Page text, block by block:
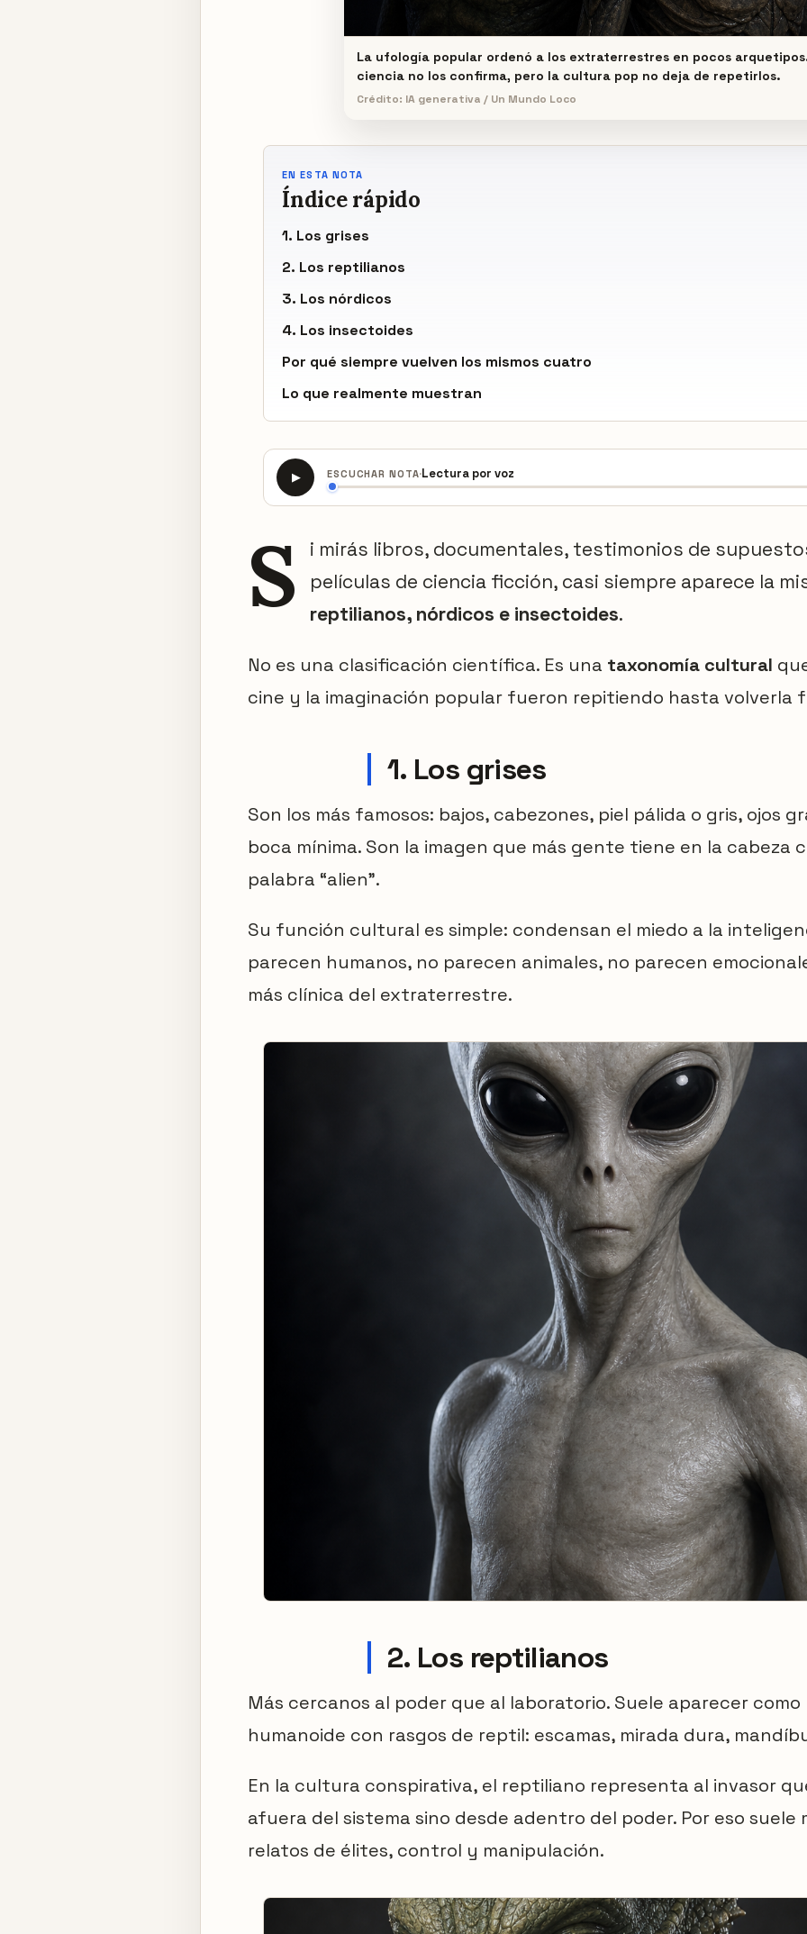
La ufología popular ordenó a los extraterrestres en pocos
ciencia no los confirma, pero la cultura pop no deja de repetirlos.
Crédito: IA generativa / Un Mundo Loco
EN ESTA NOTA
Índice rápido
1. Los grises
2. Los reptilianos
3. Los nórdicos
4. Los insectoides
Por qué siempre vuelven los mismos cuatro
Lo que realmente muestran
▶ ESCUCHAR NOTA·Lectura por voz
S
i mirás libros, documentales, testimonios de
películas de ciencia ficción, casi siempre aparece la
reptilianos, nórdicos e insectoides.
No es una clasificación científica. Es una taxonomía cultural
cine y la imaginación popular fueron repitiendo hasta volverla
1. Los grises
Son los más famosos: bajos, cabezones, piel pálida o gris, ojos
boca mínima. Son la imagen que más gente tiene en la cabeza
palabra “alien”.
Su función cultural es simple: condensan el miedo a la
parecen humanos, no parecen animales, no parecen
más clínica del extraterrestre.
2. Los reptilianos
Más cercanos al poder que al laboratorio. Suele aparecer
humanoide con rasgos de reptil: escamas, mirada dura,
En la cultura conspirativa, el reptiliano representa al invasor
afuera del sistema sino desde adentro del poder. Por eso suele
relatos de élites, control y manipulación.